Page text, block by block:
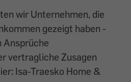
wir Unternehmen, die
gezeigt haben -
Ansprüche
vertragliche Zusagen
Isa-Traesko Home &